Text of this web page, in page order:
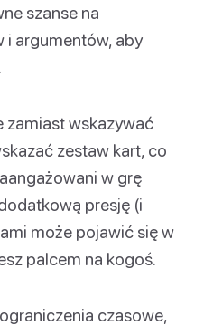
szanse na
argumentów, aby
zamiast wskazywać
zestaw kart, co
w grę
presję (i
może pojawić się w
palcem na kogoś.
czasowe,